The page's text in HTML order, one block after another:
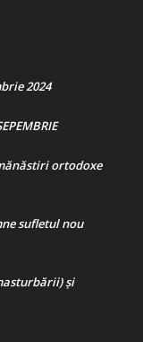
2024
ortodoxe
sufletul nou
şi